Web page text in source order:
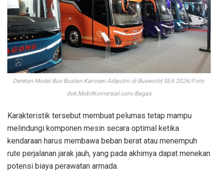
Deretan Model Bus Buatan Karoseri Adiputro di Busworld SEA 2026/Foto:
dok.MobilKomersial.com/Bagas
Karakteristik tersebut membuat pelumas tetap mampu
melindungi komponen mesin secara optimal ketika
kendaraan harus membawa beban berat atau menempuh
rute perjalanan jarak jauh, yang pada akhirnya dapat menekan
potensi biaya perawatan armada.